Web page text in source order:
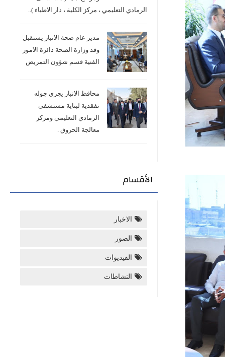
الرمادي التعليمي ، مركز الكلية ، دار الاطباء )..
مدير عام صحة الانبار يستقبل
وفد وزارة الصحة دائرة الامور
الفنية قسم شؤون التمريض
محافظ الانبار يجري جوله
تفقدية لبناية مستشفى
الرمادي التعليمي ومركز
معالجة الحروق .
الأقسام
الاخبار
الصور
الفيديوات
النشاطات